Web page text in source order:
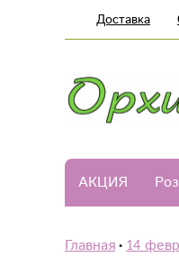
Доставка
АКЦИЯ
Главная 14